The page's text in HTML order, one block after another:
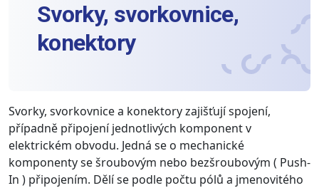
Svorky, svorkovnice,
konektory
Svorky, svorkovnice a konektory zajišťují spojení,
případně připojení jednotlivých komponent v
elektrickém obvodu. Jedná se o mechanické
komponenty se šroubovým nebo bezšroubovým ( Push-
In ) připojením. Dělí se podle počtu pólů a jmenovitého